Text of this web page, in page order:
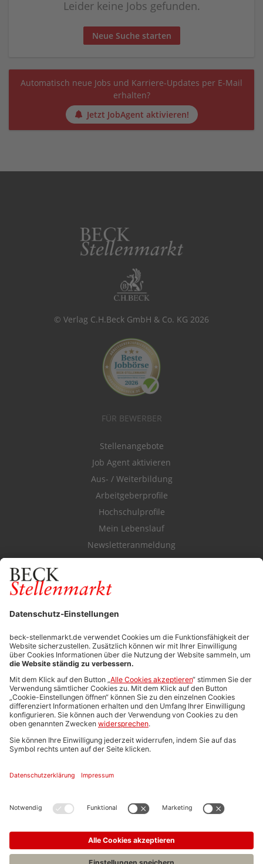
Leider keine Jobs gefunden.
Neue Suche starten
Automatisch neue Jobs und Karriere-Updates per E-Mail
erhalten?
Jetzt JobAgent aktivieren!
© Verlag C.H.Beck GmbH & Co. KG 2026
FÜR BEWERBER
Stellenangebote
Job Agent aktivieren
Aus- / Weiterbildung
Arbeitgeberprofile
Hochschulprofile
Mein Lebenslauf
Newsletteranmeldung
Durchsuchen Sie den Stellenkatalog
FÜR ARBEITGEBER
Stellenmarktpreise
Anzeigen-AGB
Media-Daten
Newsletteranmeldung
Produktübersicht
ALLGEMEIN
FAQs
Impressum
Stellenangebote C.H.BECK